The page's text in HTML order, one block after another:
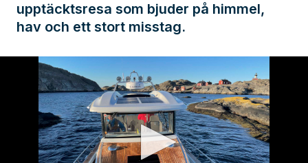
upptäcktsresa som bjuder på himmel,
hav och ett stort misstag.